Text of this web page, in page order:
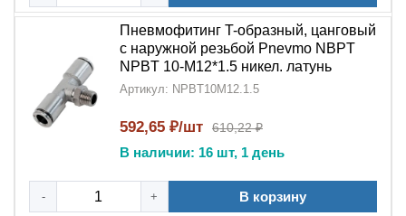
Пневмофитинг T-образный, цанговый
с наружной резьбой Pnevmo NBPT
NPBT 10-M12*1.5 никел. латунь
Артикул: NPBT10M12.1.5
592,65 ₽/шт 610,22 ₽
В наличии: 16 шт, 1 день
- + В корзину